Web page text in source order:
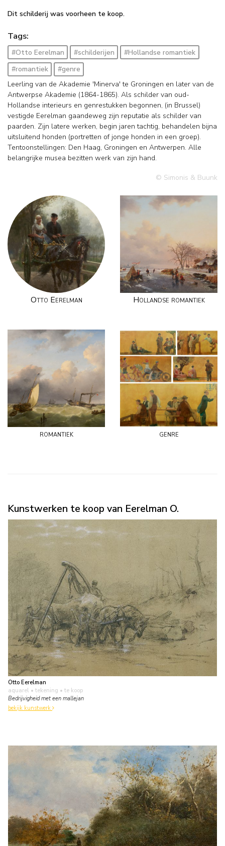
Dit schilderij was voorheen te koop.
Tags:
#Otto Eerelman #schilderijen
#Hollandse romantiek
#romantiek
#genre
Leerling van de Akademie 'Minerva' te Groningen en later van de
Antwerpse Akademie (1864-1865). Als schilder van oud-
Hollandse interieurs en genrestukken begonnen, (in Brussel)
vestigde Eerelman gaandeweg zijn reputatie als schilder van
paarden. Zijn latere werken, begin jaren tachtig, behandelen bijna
uitsluitend honden (portretten of jonge honden in een groep).
Tentoonstellingen: Den Haag, Groningen en Antwerpen. Alle
belangrijke musea bezitten werk van zijn hand.
© Simonis & Buunk
Otto Eerelman Hollandse romantiek
romantiek genre
Kunstwerken te koop van Eerelman O.
Otto Eerelman
aquarel • tekening • te koop
Bedrijvigheid met een mallejan
bekijk kunstwerk